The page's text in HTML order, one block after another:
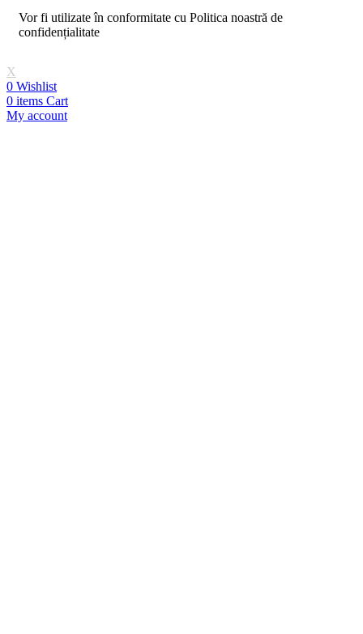
Vor fi utilizate în conformitate cu Politica noastră de
confidențialitate
X
0 Wishlist
0 items Cart
My account